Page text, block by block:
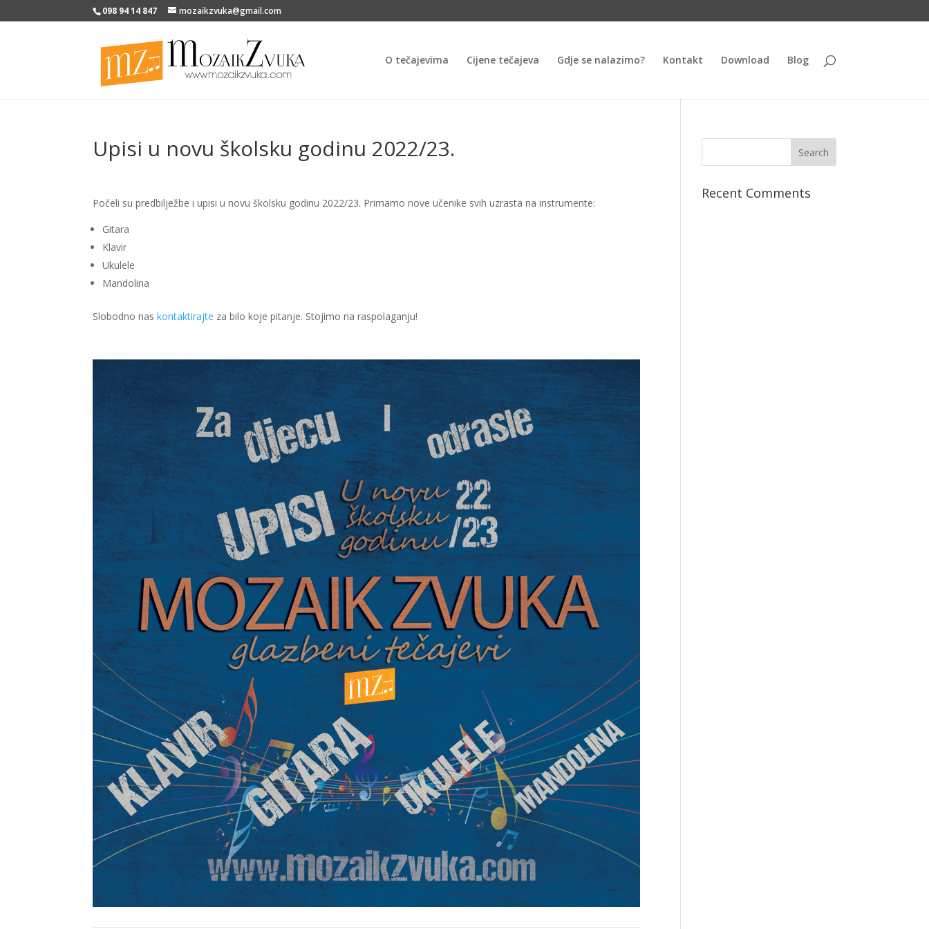
098 94 14 847 mozaikzvuka@gmail.com
O tečajevima Cijene tečajeva Gdje se nalazimo? Kontakt Download Blog
Upisi u novu školsku godinu 2022/23.
Počeli su predbilježbe i upisi u novu školsku godinu 2022/23. Primamo nove učenike svih uzrasta na instrumente:
Gitara
Klavir
Ukulele
Mandolina
Slobodno naskontaktirajte za bilo koje pitanje. Stojimo na raspolaganju!
Recent Comments